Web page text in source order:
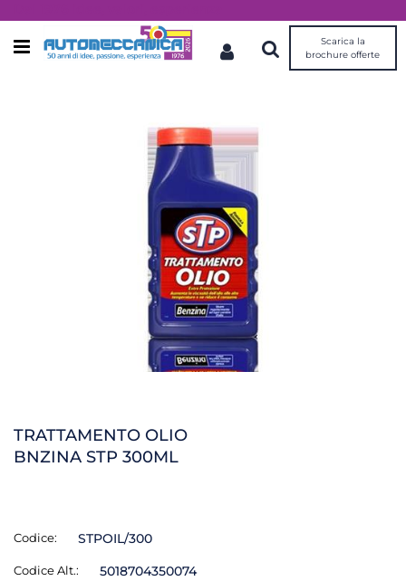
Open menu
Scarica la
brochure offerte
TRATTAMENTO OLIO
BNZINA STP 300ML
Codice: STPOIL/300
Codice Alt.: 5018704350074